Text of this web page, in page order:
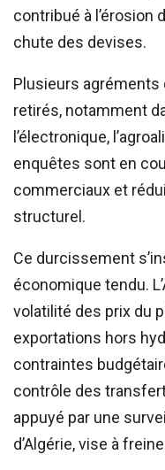
contribué à l’érosion
chute des devises.
Plusieurs
retirés, notamment
l’électronique,
enquêtes sont en
commerciaux et
structurel.
Ce durcissement
économique tendu.
volatilité des prix du
exportations hors
contraintes
contrôle des
appuyé par une
d’Algérie, vise à